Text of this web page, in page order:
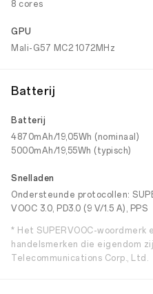
8 cores
GPU
Mali-G57 MC2 1072MHz
Batterij
Batterij
4870mAh/19,05Wh (nominaal)
5000mAh/19,55Wh (typisch)
Snelladen
Ondersteunde protocollen:
VOOC 3.0, PD3.0 (9 V/1.5 A), PPS
* Het SUPERVOOC-woordmerk
handelsmerken die eigendom
Telecommunications Corp., Ltd.